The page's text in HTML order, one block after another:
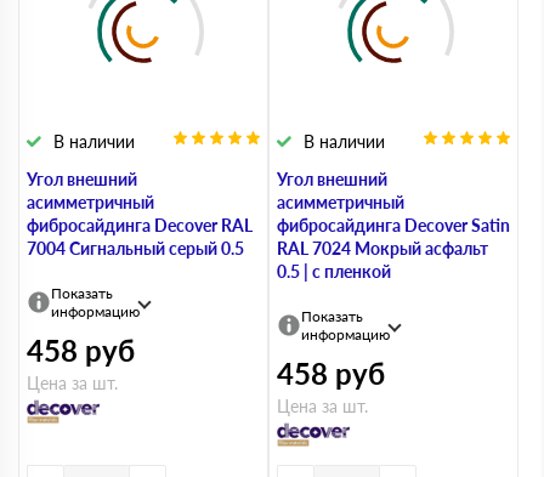
Угол внешний
асимметричный
фибросайдинга Decover RAL
7004 Сигнальный серый 0.5
В наличии
Показать
информацию
458 руб
Цена за шт.
Угол внешний
асимметричный
фибросайдинга Decover Satin
RAL 7024 Мокрый асфальт
0.5 | с пленкой
В наличии
Показать
информацию
458 руб
Цена за шт.